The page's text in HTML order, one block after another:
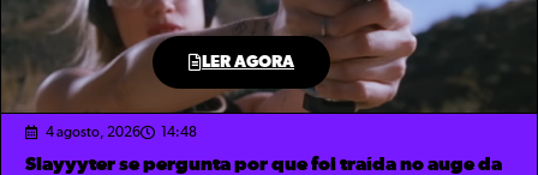
LER AGORA
4 agosto, 2026 14:48
Slayyyter se pergunta por que foi traída no auge da